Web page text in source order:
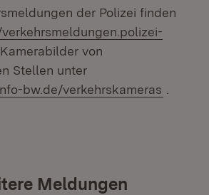
der Polizei finden
von
Stellen unter
bw.de/verkehrskameras
Meldungen